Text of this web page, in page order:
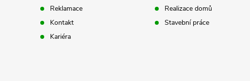
Reklamace
Kontakt
Kariéra
Realizace domů
Stavební práce